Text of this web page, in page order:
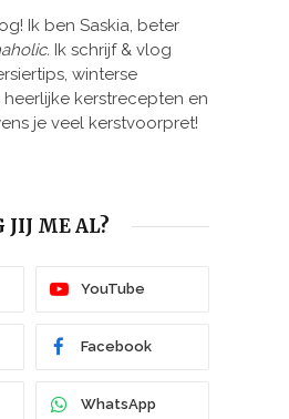
Ik ben Saskia, beter
Ik schrijf & vlog
winterse
heerlijke kerstrecepten en
je veel kerstvoorpret!
JIJ ME AL?
YouTube
Facebook
WhatsApp